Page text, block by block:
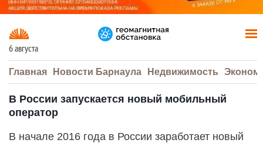
6 августа
Главная Новости Барнаула Недвижимость
В России запускается новый мобильный
оператор
В начале 2016 года в России заработает новый